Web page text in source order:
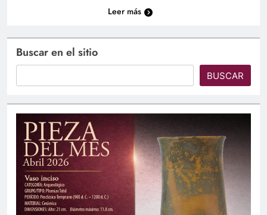
Leer más
Buscar en el sitio
BUSCAR